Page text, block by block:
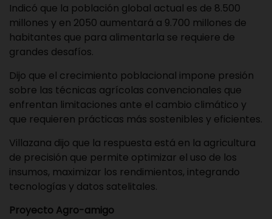
Indicó que la población global actual es de 8.500
millones y en 2050 aumentará a 9.700 millones de
habitantes que para alimentarla se requiere de
grandes desafíos.
Dijo que el crecimiento poblacional impone presión
sobre las técnicas agrícolas convencionales que
enfrentan limitaciones ante el cambio climático y
que requieren prácticas más sostenibles y eficientes.
Villazana dijo que la respuesta está en la agricultura
de precisión que permite optimizar el uso de los
insumos, maximizar los rendimientos, integrando
tecnologías y datos satelitales.
Proyecto Agro-amigo